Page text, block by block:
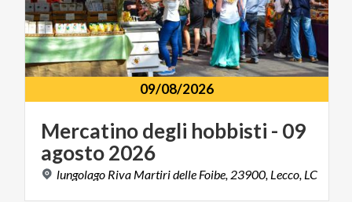
09/08/2026
Mercatinodegli hobbisti - 09
agosto2026
lungolago Riva Martiridelle Foibe, 23900, Lecco, LC